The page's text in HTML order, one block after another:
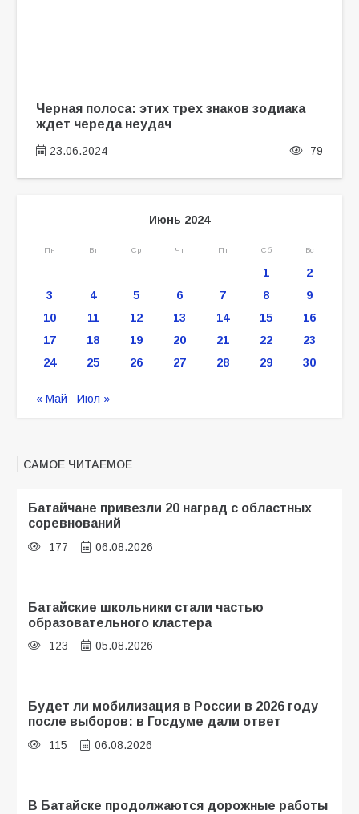
Черная полоса: этих трех знаков зодиака
ждет череда неудач
23.06.2024 79
Июнь 2024
Пн Вт Ср Чт Пт Сб Вс
1
2
3
4 5 6 7 8
9
10
11 12 13 14 15
16
17
18 19 20 21 22
23
24
25 26 27 28 29 30
« Май Июл »
САМОЕ ЧИТАЕМОЕ
Батайчане привезли 20 наград с областных
соревнований
177 06.08.2026
Батайские школьники стали частью
образовательного кластера
123 05.08.2026
Будет ли мобилизация в России в 2026 году
после выборов: в Госдуме дали ответ
115 06.08.2026
В Батайске продолжаются дорожные работы